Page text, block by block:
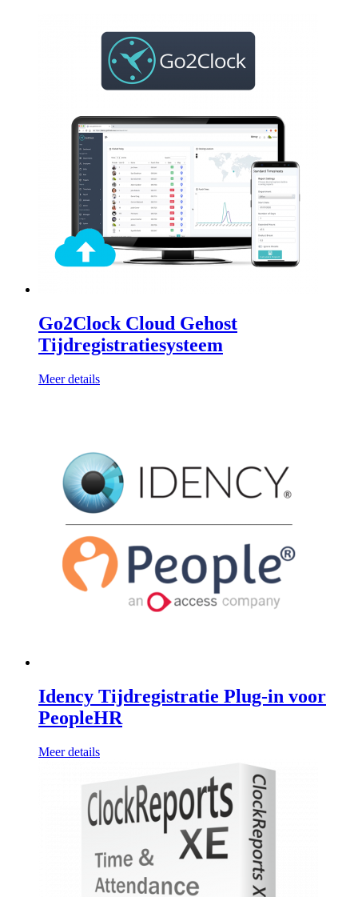
Go2Clock Cloud Gehost
Tijdregistratiesysteem
Meer details
Idency Tijdregistratie Plug-in voor
PeopleHR
Meer details